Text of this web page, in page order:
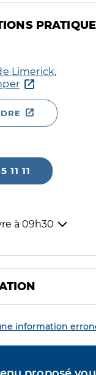
Limerick,
11 11
à 09h30
information